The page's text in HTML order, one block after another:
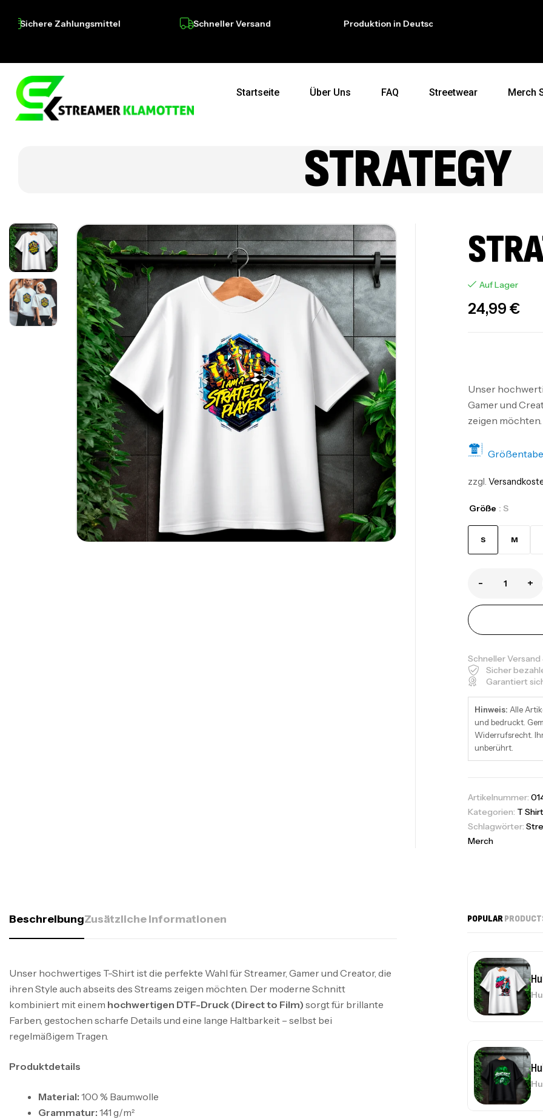
Zahlungsmittel Schneller Versand Produktion in Deutschland
Startseite Über Uns FAQ Streetwear Merch
STRATEGY
Auf Lager
24,99 €
Unser
Gamer und
zeigen möchten.
zzgl.
Größe : S
S M
- +
Schneller
Sicher
Garantiert
Hinweis: Alle
und bedruckt.
Widerrufsrecht.
unberührt.
Artikelnummer:
Kategorien: T Shirt
Schlagwörter:
Merch
BeschreibungZusätzliche Informationen
Unser hochwertiges T-Shirt ist die perfekte Wahl für Streamer, Gamer und Creator, die
ihren Style auch abseits des Streams zeigen möchten. Der moderne Schnitt
kombiniert mit einem hochwertigen DTF-Druck (Direct to Film) sorgt für brillante
Farben, gestochen scharfe Details und eine lange Haltbarkeit – selbst bei
regelmäßigem Tragen.
Produktdetails
Material: 100 % Baumwolle
Grammatur: 141 g/m²
POPULAR